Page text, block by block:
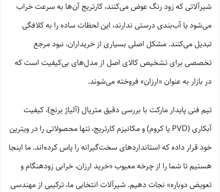
شیرآلاتی که زود رنگ عوض می‌کنند، کارتریج آن‌ها به سرعت خراب
می‌شود یا آب‌بندی درستی ندارند، این لحظات ساده را به کلافگی
تبدیل می‌کنند. مشکل اصلی بسیاری از خریداران، نبود مرجع
تخصصی برای تشخیص کالای اصل از مدل‌های بی‌کیفیت است که
در بازار به عنوان «ارزان» فروخته می‌شوند.
تیم فنی پایدار مارکت با بررسی دقیق متریال (آلیاژ برنج)، کیفیت
آبکاری (PVD یا کروم) و مکانیزم کارتریج، تنها محصولاتی را در ویترین
خود قرار داده که استانداردهای سخت‌گیرانه را پاس کرده‌اند. ما اینجا
هستیم تا شما را از چرخه معیوب «خرید ارزان، خرابی زودهنگام و
تعویض دوباره» نجات دهیم. شیرآلات انتخابی ما، ترکیبی از مهندسی